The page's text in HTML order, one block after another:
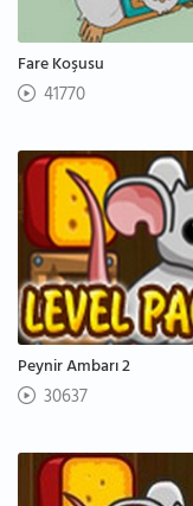
Fare Koşusu
41770
Peynir Ambarı 2
30637